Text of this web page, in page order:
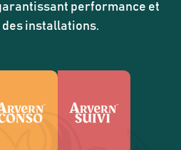
performance et
installations.